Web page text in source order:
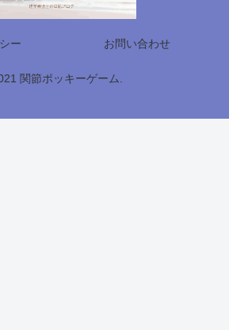
ー お問い合わせ
関節ポッキーゲーム.